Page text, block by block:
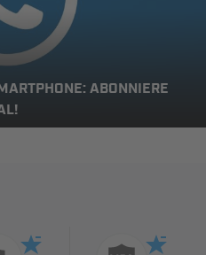
ABONNIERE